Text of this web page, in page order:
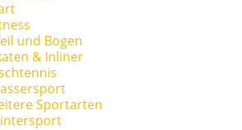
und Bogen
& Inliner
Sportarten